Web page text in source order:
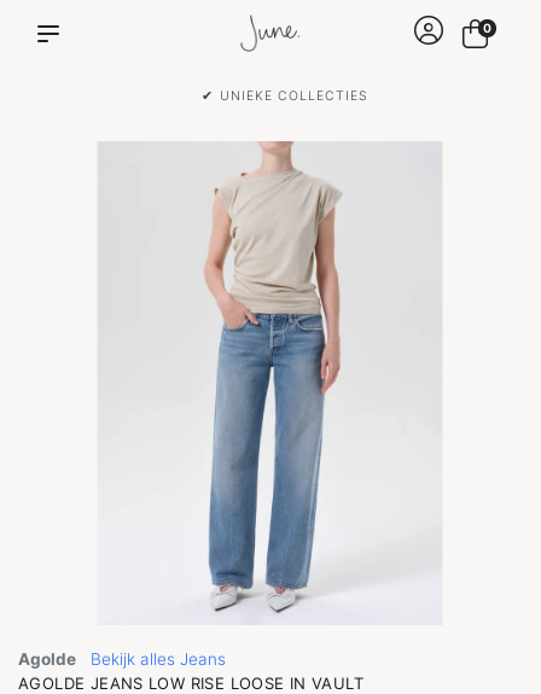
✔ VOOR 15:00 BESTELD IS DEZELFDE DAG VERZONDEN!
0
Agolde
Bekijk alles Jeans
AGOLDE JEANS LOW RISE LOOSE IN VAULT